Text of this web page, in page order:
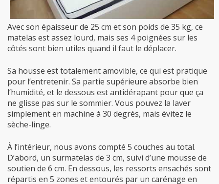
Avec son épaisseur de 25 cm et son poids de 35 kg, ce
matelas est assez lourd, mais ses 4 poignées sur les
côtés sont bien utiles quand il faut le déplacer.
Sa housse est totalement amovible, ce qui est pratique
pour l’entretenir. Sa partie supérieure absorbe bien
l’humidité, et le dessous est antidérapant pour que ça
ne glisse pas sur le sommier. Vous pouvez la laver
simplement en machine à 30 degrés, mais évitez le
sèche-linge.
À l’intérieur, nous avons compté 5 couches au total.
D’abord, un surmatelas de 3 cm, suivi d’une mousse de
soutien de 6 cm. En dessous, les ressorts ensachés sont
répartis en 5 zones et entourés par un carénage en